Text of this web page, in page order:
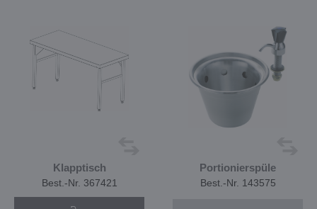
Klapptisch
Best.-Nr. 367421
Portionierspüle
Best.-Nr. 143575